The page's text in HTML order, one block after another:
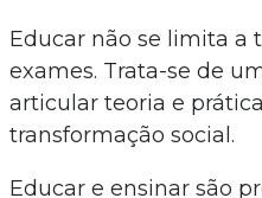
Educar não se limita a
exames. Trata-se de
articular teoria e
transformação social.
Educar e ensinar são